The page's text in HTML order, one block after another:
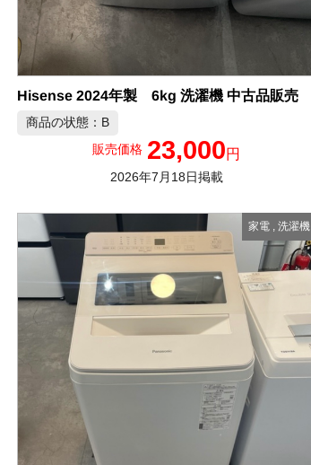
Hisense 2024年製 6kg 洗濯機 中古品販売
商品の状態：B
販売価格 23,000円
2026年7月18日掲載
家電 ,洗濯機